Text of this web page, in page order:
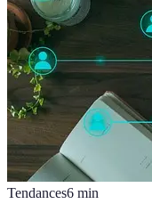
Tendances6 min